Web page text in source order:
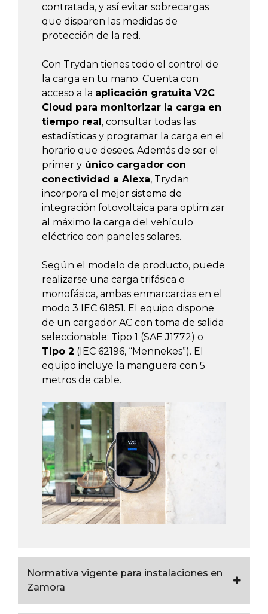
contratada, y así evitar sobrecargas
que disparen las medidas de
protección de la red.
Con Trydan tienes todo el control de
la carga en tu mano. Cuenta con
acceso a la aplicación gratuita V2C
Cloud para monitorizar la carga en
tiempo real, consultar todas las
estadísticas y programar la carga en el
horario que desees. Además de ser el
primer y único cargador con
conectividad a Alexa, Trydan
incorpora el mejor sistema de
integración fotovoltaica para optimizar
al máximo la carga del vehículo
eléctrico con paneles solares.
Según el modelo de producto, puede
realizarse una carga trifásica o
monofásica, ambas enmarcardas en el
modo 3 IEC 61851. El equipo dispone
de un cargador AC con toma de salida
seleccionable: Tipo 1 (SAE J1772) o
Tipo 2 (IEC 62196, “Mennekes”). El
equipo incluye la manguera con 5
metros de cable.
Normativa vigente para instalaciones en
Zamora
A continuación os detallamos un